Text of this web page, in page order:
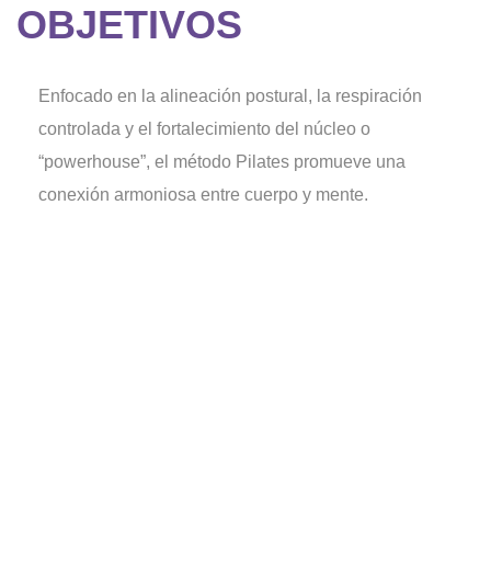
OBJETIVOS
Enfocado en la alineación postural, la respiración
controlada y el fortalecimiento del núcleo o
“powerhouse”, el método Pilates promueve una
conexión armoniosa entre cuerpo y mente.